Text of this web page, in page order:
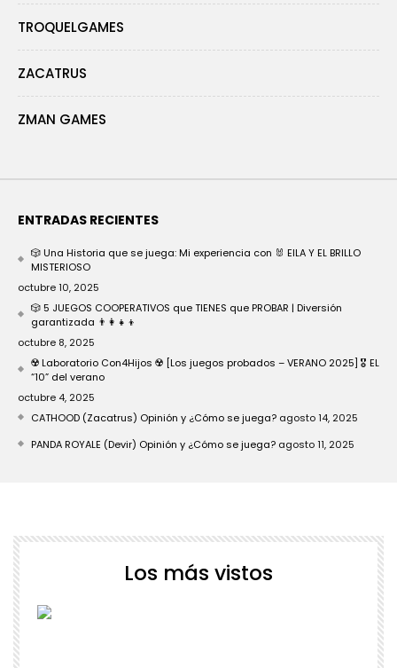
TROQUELGAMES
ZACATRUS
ZMAN GAMES
ENTRADAS RECIENTES
🎲 Una Historia que se juega: Mi experiencia con 🐰 EILA Y EL BRILLO
MISTERIOSO
octubre 10, 2025
🎲 5 JUEGOS COOPERATIVOS que TIENES que PROBAR | Diversión
garantizada 👨‍👩‍👧‍👦
octubre 8, 2025
☢️ Laboratorio Con4Hijos ☢️ [Los juegos probados – VERANO 2025] 🎖️ EL
“10” del verano
octubre 4, 2025
CATHOOD (Zacatrus) Opinión y ¿Cómo se juega? agosto 14, 2025
PANDA ROYALE (Devir) Opinión y ¿Cómo se juega? agosto 11, 2025
Los más vistos